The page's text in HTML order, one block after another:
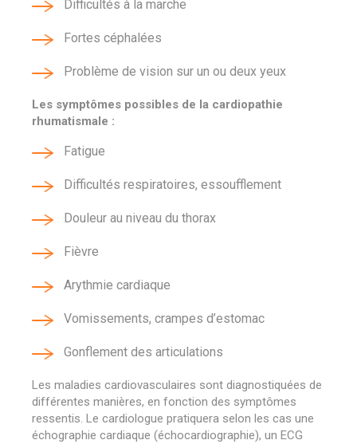
Difficultés à la marche
Fortes céphalées
Problème de vision sur un ou deux yeux
Les symptômes possibles de la cardiopathie
rhumatismale :
Fatigue
Difficultés respiratoires, essoufflement
Douleur au niveau du thorax
Fièvre
Arythmie cardiaque
Vomissements, crampes d’estomac
Gonflement des articulations
Les maladies cardiovasculaires sont diagnostiquées de
différentes manières, en fonction des symptômes
ressentis. Le cardiologue pratiquera selon les cas une
échographie cardiaque (échocardiographie), un ECG